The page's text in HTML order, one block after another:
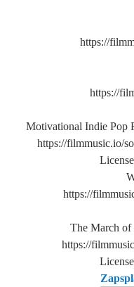
https://
https://
Motivational Indie
https://filmmusic.io/
https://
The March
https://